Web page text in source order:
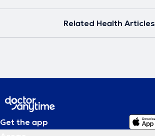
Related Health Articles
Get the app